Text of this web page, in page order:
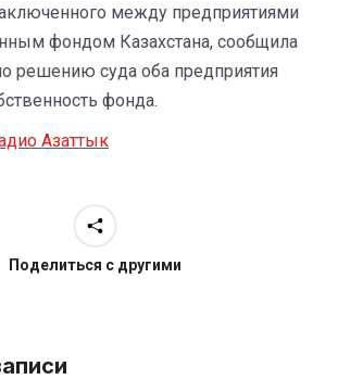
между предприятиями
фондом Казахстана, сообщила
решению суда оба предприятия
фонда.
Азаттык
Поделиться с другими